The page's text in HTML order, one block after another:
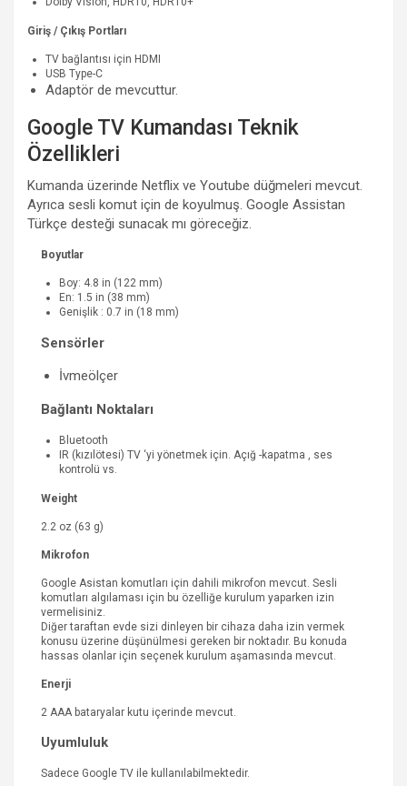
Giriş / Çıkış Portları
TV bağlantısı için HDMI
USB Type-C
Adaptör de mevcuttur.
Google TV Kumandası Teknik
Özellikleri
Kumanda üzerinde Netflix ve Youtube düğmeleri mevcut.
Ayrıca sesli komut için de koyulmuş. Google Assistan
Türkçe desteği sunacak mı göreceğiz.
Boyutlar
Boy: 4.8 in (122 mm)
En: 1.5 in (38 mm)
Genişlik : 0.7 in (18 mm)
Sensörler
İvmeölçer
Bağlantı Noktaları
Bluetooth
IR (kızılötesi) TV ‘yi yönetmek için. Açığ -kapatma , ses
kontrolü vs.
Weight
2.2 oz (63 g)
Mikrofon
Google Asistan komutları için dahili mikrofon mevcut. Sesli
komutları algılaması için bu özelliğe kurulum yaparken izin
vermelisiniz.
Diğer taraftan evde sizi dinleyen bir cihaza daha izin vermek
konusu üzerine düşünülmesi gereken bir noktadır. Bu konuda
hassas olanlar için seçenek kurulum aşamasında mevcut.
Enerji
2 AAA bataryalar kutu içerinde mevcut.
Uyumluluk
Sadece Google TV ile kullanılabilmektedir.